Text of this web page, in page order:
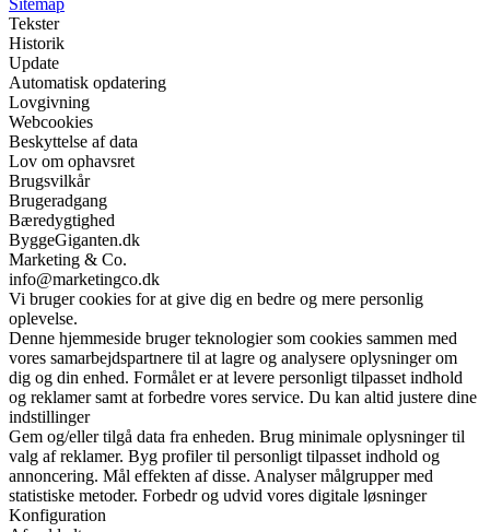
Sitemap
Tekster
Historik
Update
Automatisk opdatering
Lovgivning
Webcookies
Beskyttelse af data
Lov om ophavsret
Brugsvilkår
Brugeradgang
Bæredygtighed
ByggeGiganten.dk
Marketing & Co.
info@marketingco.dk
Vi bruger cookies for at give dig en bedre og mere personlig
oplevelse.
Denne hjemmeside bruger teknologier som cookies sammen med
vores samarbejdspartnere til at lagre og analysere oplysninger om
dig og din enhed. Formålet er at levere personligt tilpasset indhold
og reklamer samt at forbedre vores service. Du kan altid justere dine
indstillinger
Gem og/eller tilgå data fra enheden. Brug minimale oplysninger til
valg af reklamer. Byg profiler til personligt tilpasset indhold og
annoncering. Mål effekten af disse. Analyser målgrupper med
statistiske metoder. Forbedr og udvid vores digitale løsninger
Konfiguration